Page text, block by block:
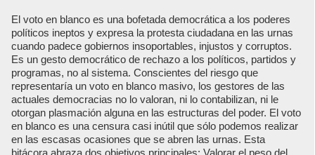
El voto en blanco es una bofetada democrática a los poderes
políticos ineptos y expresa la protesta ciudadana en las urnas
cuando padece gobiernos insoportables, injustos y corruptos.
Es un gesto democrático de rechazo a los políticos, partidos y
programas, no al sistema. Conscientes del riesgo que
representaría un voto en blanco masivo, los gestores de las
actuales democracias no lo valoran, ni lo contabilizan, ni le
otorgan plasmación alguna en las estructuras del poder. El voto
en blanco es una censura casi inútil que sólo podemos realizar
en las escasas ocasiones que se abren las urnas. Esta